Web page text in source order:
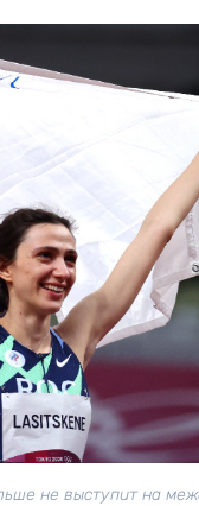
не выступит на